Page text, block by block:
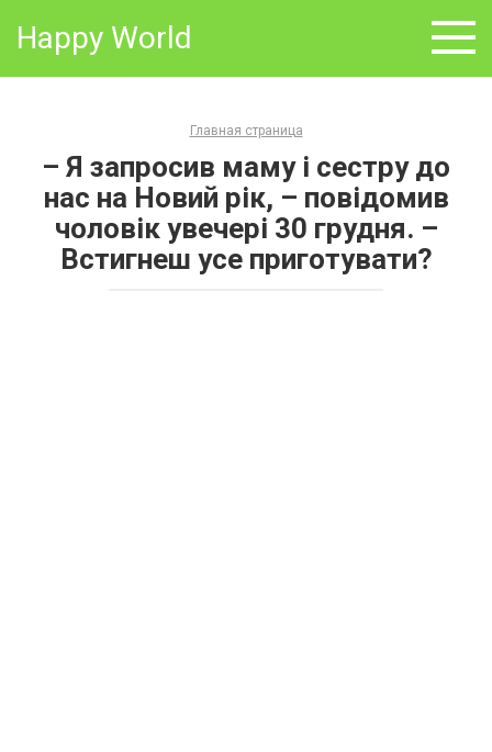
Happy World
Главная страница
– Я запросив маму і сестру до
нас на Новий рік, – повідомив
чоловік увечері 30 грудня. –
Встигнеш усе приготувати?